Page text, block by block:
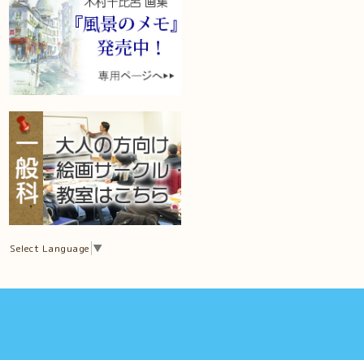
Select Language ▼